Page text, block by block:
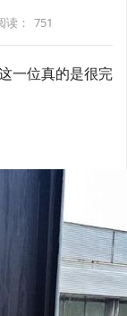
读： 751
一位真的是很完